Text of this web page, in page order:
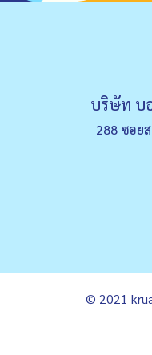
บริษัท บ
288 ซอย
© 2021